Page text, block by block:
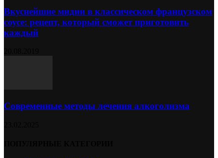
Вкуснейшие мидии в классическом французском
соусе: рецепт, который сможет приготовить
каждый
Современные методы лечения алкоголизма